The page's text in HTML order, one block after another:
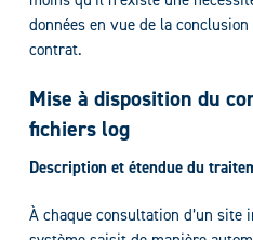
données en vue de la conclusion
contrat.
Mise à disposition du
fichiers log
Description et étendue du
À chaque consultation d’un site